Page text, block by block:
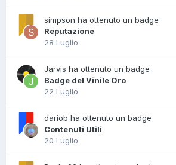
simpson ha ottenuto un badge
Reputazione
28 Luglio
Jarvis ha ottenuto un badge
Badge del Vinile Oro
22 Luglio
dariob ha ottenuto un badge
Contenuti Utili
20 Luglio